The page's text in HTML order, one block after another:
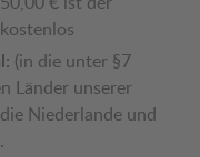
(in die unter §7
Länder unserer
Niederlande und